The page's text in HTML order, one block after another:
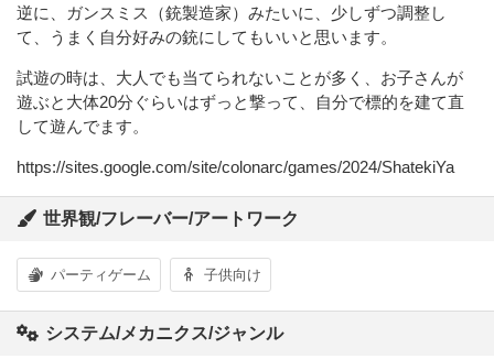
逆に、ガンスミス（銃製造家）みたいに、少しずつ調整し
て、うまく自分好みの銃にしてもいいと思います。
試遊の時は、大人でも当てられないことが多く、お子さんが
遊ぶと大体20分ぐらいはずっと撃って、自分で標的を建て直
して遊んでます。
https://sites.google.com/site/colonarc/games/2024/ShatekiYa
世界観/フレーバー/アートワーク
パーティゲーム 子供向け
システム/メカニクス/ジャンル